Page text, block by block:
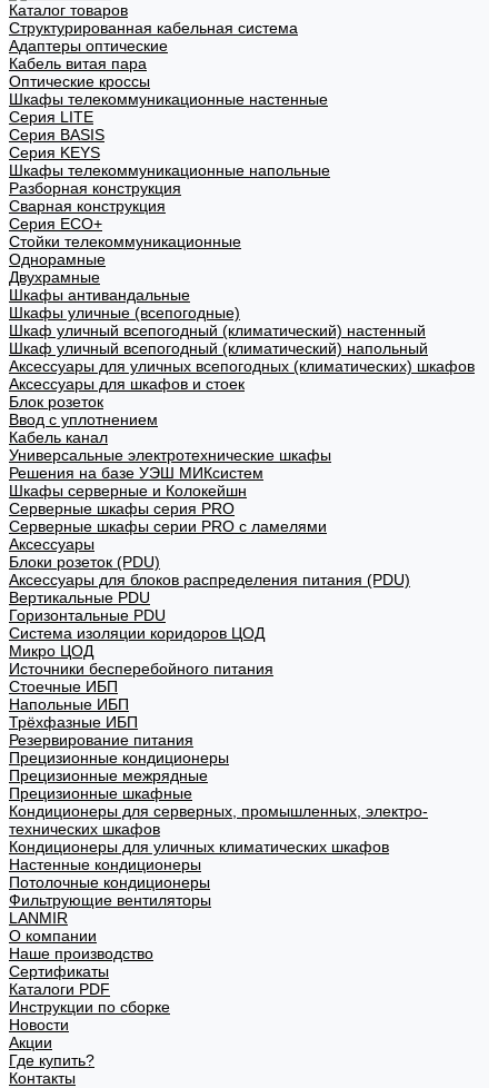
Каталог товаров
Структурированная кабельная система
Адаптеры оптические
Кабель витая пара
Оптические кроссы
Шкафы телекоммуникационные настенные
Cерия LITE
Cерия BASIS
Cерия KEYS
Шкафы телекоммуникационные напольные
Разборная конструкция
Сварная конструкция
Серия ECO+
Стойки телекоммуникационные
Однорамные
Двухрамные
Шкафы антивандальные
Шкафы уличные (всепогодные)
Шкаф уличный всепогодный (климатический) настенный
Шкаф уличный всепогодный (климатический) напольный
Аксессуары для уличных всепогодных (климатических) шкафов
Аксессуары для шкафов и стоек
Блок розеток
Ввод с уплотнением
Кабель канал
Универсальные электротехнические шкафы
Решения на базе УЭШ МИКсистем
Шкафы серверные и Колокейшн
Серверные шкафы серия PRO
Серверные шкафы серии PRO с ламелями
Аксессуары
Блоки розеток (PDU)
Аксессуары для блоков распределения питания (PDU)
Вертикальные PDU
Горизонтальные PDU
Система изоляции коридоров ЦОД
Микро ЦОД
Источники бесперебойного питания
Стоечные ИБП
Напольные ИБП
Трёхфазные ИБП
Резервирование питания
Прецизионные кондиционеры
Прецизионные межрядные
Прецизионные шкафные
Кондиционеры для серверных, промышленных, электро-
технических шкафов
Кондиционеры для уличных климатических шкафов
Настенные кондиционеры
Потолочные кондиционеры
Фильтрующие вентиляторы
LANMIR
О компании
Наше производство
Сертификаты
Каталоги PDF
Инструкции по сборке
Новости
Акции
Где купить?
Контакты